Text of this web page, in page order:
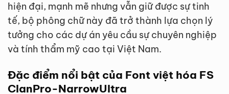
hiện đại, mạnh mẽ nhưng vẫn giữ được sự tinh
tế, bộ phông chữ này đã trở thành lựa chọn lý
tưởng cho các dự án yêu cầu sự chuyên nghiệp
và tính thẩm mỹ cao tại Việt Nam.
Đặc điểm nổi bật của Font việt hóa FS
ClanPro-NarrowUltra